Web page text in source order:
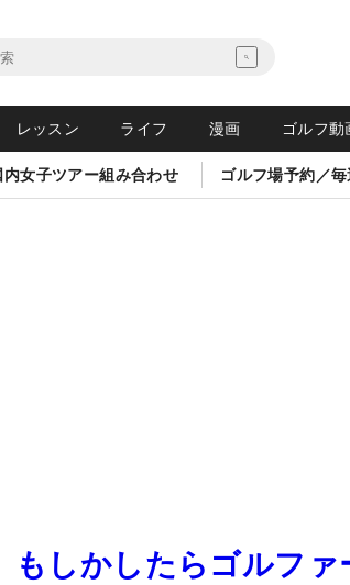
レッスン ライフ 漫画 ゴルフ動
内女子ツアー組み合わせ ゴルフ場予約／
もしかしたらゴルフ